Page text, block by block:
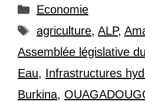
Catégories
Economie
Étiquettes
agriculture, ALP,
Assemblée législative
Eau, Infrastructures
Burkina,